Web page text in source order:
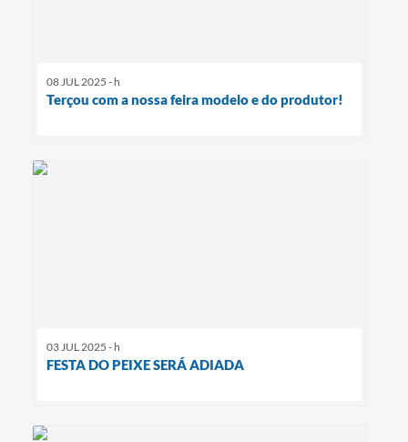
08 JUL 2025 - h
Terçou com a nossa feira modelo e do produtor!
03 JUL 2025 - h
FESTA DO PEIXE SERÁ ADIADA